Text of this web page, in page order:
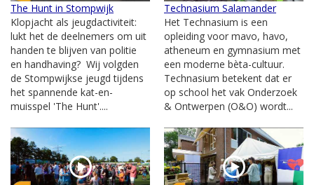
The Hunt in Stompwijk
Klopjacht als jeugdactiviteit:
lukt het de deelnemers om uit
handen te blijven van politie
en handhaving? Wij volgden
de Stompwijkse jeugd tijdens
het spannende kat-en-
muisspel 'The Hunt'....
Technasium Salamander
Het Technasium is een
opleiding voor mavo, havo,
atheneum en gymnasium met
een moderne bèta-cultuur.
Technasium betekent dat er
op school het vak Onderzoek
& Ontwerpen (O&O) wordt...